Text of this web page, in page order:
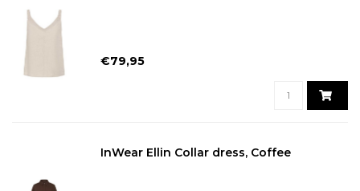
€79,95
InWear Ellin Collar dress, Coffee